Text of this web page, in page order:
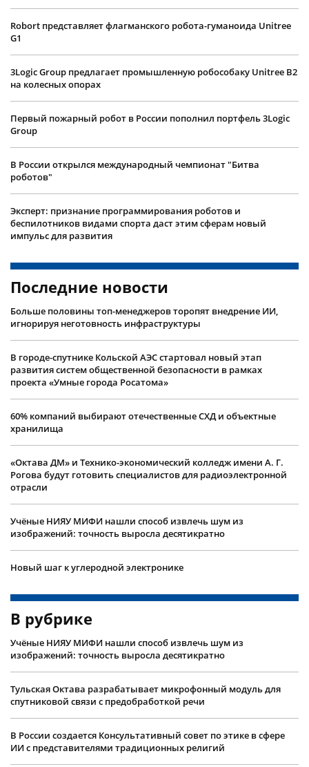
Robort представляет флагманского робота-гуманоида Unitree
G1
3Logic Group предлагает промышленную робособаку Unitree B2
на колесных опорах
Первый пожарный робот в России пополнил портфель 3Logic
Group
В России открылся международный чемпионат "Битва
роботов"
Эксперт: признание программирования роботов и
беспилотников видами спорта даст этим сферам новый
импульс для развития
Последние новости
Больше половины топ-менеджеров торопят внедрение ИИ,
игнорируя неготовность инфраструктуры
В городе-спутнике Кольской АЭС стартовал новый этап
развития систем общественной безопасности в рамках
проекта «Умные города Росатома»
60% компаний выбирают отечественные СХД и объектные
хранилища
«Октава ДМ» и Технико-экономический колледж имени А. Г.
Рогова будут готовить специалистов для радиоэлектронной
отрасли
Учëные НИЯУ МИФИ нашли способ извлечь шум из
изображений: точность выросла десятикратно
Новый шаг к углеродной электронике
В рубрике
Учëные НИЯУ МИФИ нашли способ извлечь шум из
изображений: точность выросла десятикратно
Тульская Октава разрабатывает микрофонный модуль для
спутниковой связи с предобработкой речи
В России создается Консультативный совет по этике в сфере
ИИ с представителями традиционных религий